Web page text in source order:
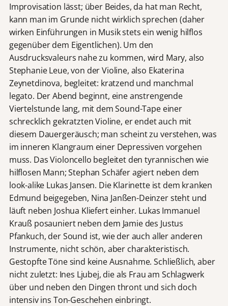
Improvisation lässt; über Beides, da hat man Recht,
kann man im Grunde nicht wirklich sprechen (daher
wirken Einführungen in Musik stets ein wenig hilflos
gegenüber dem Eigentlichen). Um den
Ausdrucksvaleurs nahe zu kommen, wird Mary, also
Stephanie Leue, von der Violine, also Ekaterina
Zeynetdinova, begleitet: kratzend und manchmal
legato. Der Abend beginnt, eine anstrengende
Viertelstunde lang, mit dem Sound-Tape einer
schrecklich gekratzten Violine, er endet auch mit
diesem Dauergeräusch; man scheint zu verstehen, was
im inneren Klangraum einer Depressiven vorgehen
muss. Das Violoncello begleitet den tyrannischen wie
hilflosen Mann; Stephan Schäfer agiert neben dem
look-alike Lukas Jansen. Die Klarinette ist dem kranken
Edmund beigegeben, Nina Janßen-Deinzer steht und
läuft neben Joshua Kliefert einher. Lukas Immanuel
Krauß posauniert neben dem Jamie des Justus
Pfankuch, der Sound ist, wie der auch aller anderen
Instrumente, nicht schön, aber charakteristisch.
Gestopfte Töne sind keine Ausnahme. Schließlich, aber
nicht zuletzt: Ines Ljubej, die als Frau am Schlagwerk
über und neben den Dingen thront und sich doch
intensiv ins Ton-Geschehen einbringt.